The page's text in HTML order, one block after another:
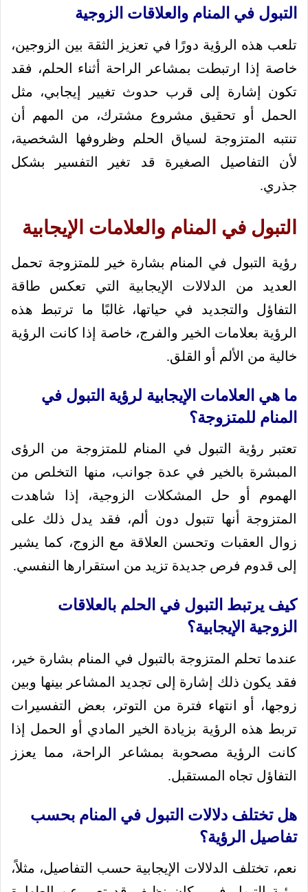
التبول في المنام والعلاقات الزوجية
تلعب هذه الرؤية دورًا في تعزيز الثقة بين الزوجين،
خاصة إذا ارتبطت بمشاعر الراحة أثناء الحلم، فقد
تكون إشارة إلى قرب حدوث تغيير إيجابي، مثل
الحمل أو تحقيق مشروع مشترك، من المهم أن
تنتبه المتزوجة لسياق الحلم وظروفها الشخصية،
لأن التفاصيل الصغيرة قد تغير التفسير بشكل
جذري.
التبول في المنام والعلامات الإيجابية
رؤية التبول في المنام بشارة خير للمتزوجة تحمل
العديد من الدلالات الإيجابية التي تعكس طاقة
التفاؤل والتجديد في حياتها، غالبًا ما ترتبط هذه
الرؤية بعلامات الخير والفرج، خاصة إذا كانت الرؤية
خالية من الألم أو القلق.
ما هي العلامات الإيجابية لرؤية التبول في
المنام للمتزوجة؟
تعتبر رؤية التبول في المنام للمتزوجة من الرؤى
المبشرة بالخير في عدة جوانب، منها التخلص من
الهموم أو حل المشكلات الزوجية، إذا شاهدت
المتزوجة أنها تتبول دون ألم، فقد يدل ذلك على
زوال العقبات وتحسن العلاقة مع الزوج، كما يشير
إلى قدوم فرص جديدة تزيد من استقرارها النفسي.
كيف يرتبط التبول في الحلم بالعلاقات
الزوجية الإيجابية؟
عندما تحلم المتزوجة بالتبول في المنام بشارة خير،
فقد يكون ذلك إشارة إلى تجديد المشاعر بينها وبين
زوجها، أو انتهاء فترة من التوتر، بعض التفسيرات
تربط هذه الرؤية بزيادة الخير المادي أو الحمل إذا
كانت الرؤية مصحوبة بمشاعر الراحة، مما يعزز
التفاؤل تجاه المستقبل.
هل تختلف دلالات التبول في المنام بحسب
تفاصيل الرؤية؟
نعم، تختلف الدلالات الإيجابية حسب التفاصيل، مثلاً،